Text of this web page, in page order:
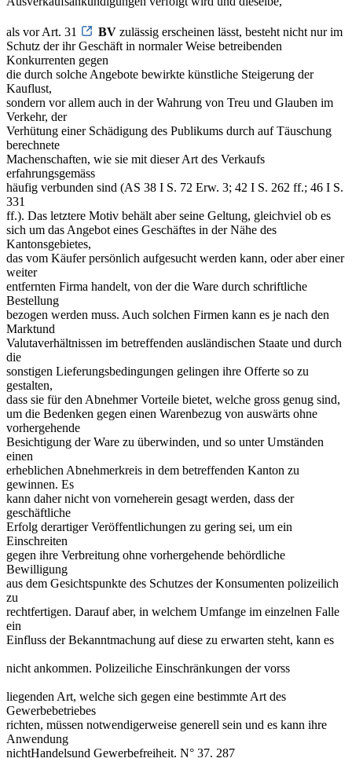
als vor Art. 31 BV zulässig erscheinen lässt, besteht nicht nur im
Schutz der ihr Geschäft in normaler Weise betreibenden
Konkurrenten gegen
die durch solche Angebote bewirkte künstliche Steigerung der
Kauflust,
sondern vor allem auch in der Wahrung von Treu und Glauben im
Verkehr, der
Verhütung einer Schädigung des Publikums durch auf Täuschung
berechnete
Machenschaften, wie sie mit dieser Art des Verkaufs
erfahrungsgemäss
häufig verbunden sind (AS 38 I S. 72 Erw. 3; 42 I S. 262 ff.; 46 I S.
331
ff.). Das letztere Motiv behält aber seine Geltung, gleichviel ob es
sich um das Angebot eines Geschäftes in der Nähe des
Kantonsgebietes,
das vom Käufer persönlich aufgesucht werden kann, oder aber einer
weiter
entfernten Firma handelt, von der die Ware durch schriftliche
Bestellung
bezogen werden muss. Auch solchen Firmen kann es je nach den
Marktund
Valutaverhältnissen im betreffenden ausländischen Staate und durch
die
sonstigen Lieferungsbedingungen gelingen ihre Offerte so zu
gestalten,
dass sie für den Abnehmer Vorteile bietet, welche gross genug sind,
um die Bedenken gegen einen Warenbezug von auswärts ohne
vorhergehende
Besichtigung der Ware zu überwinden, und so unter Umständen
einen
erheblichen Abnehmerkreis in dem betreffenden Kanton zu
gewinnen. Es
kann daher nicht von vorneherein gesagt werden, dass der
geschäftliche
Erfolg derartiger Veröffentlichungen zu gering sei, um ein
Einschreiten
gegen ihre Verbreitung ohne vorhergehende behördliche
Bewilligung
aus dem Gesichtspunkte des Schutzes der Konsumenten polizeilich
zu
rechtfertigen. Darauf aber, in welchem Umfange im einzelnen Falle
ein
Einfluss der Bekanntmachung auf diese zu erwarten steht, kann es
nicht ankommen. Polizeiliche Einschränkungen der vorss
liegenden Art, welche sich gegen eine bestimmte Art des
Gewerbebetriebes
richten, müssen notwendigerweise generell sein und es kann ihre
Anwendung
nichtHandelsund Gewerbefreiheit. N° 37. 287